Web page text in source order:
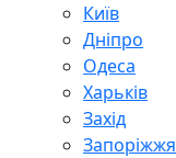
Київ
Дніпро
Одеса
Харьків
Захід
Запоріжжя